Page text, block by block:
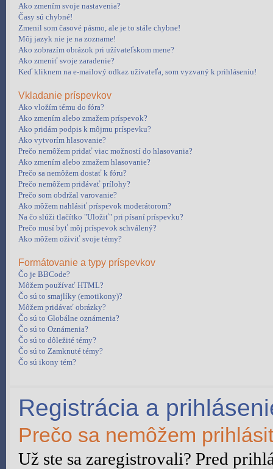
Ako zmením svoje nastavenia?
Časy sú chybné!
Zmenil som časové pásmo, ale je to stále chybne!
Môj jazyk nie je na zozname!
Ako zobrazím obrázok pri užívateľskom mene?
Ako zmeniť svoje zaradenie?
Keď kliknem na e-mailový odkaz užívateľa, som vyzvaný k prihláseniu!
Vkladanie príspevkov
Ako vložím tému do fóra?
Ako zmením alebo zmažem príspevok?
Ako pridám podpis k môjmu príspevku?
Ako vytvorím hlasovanie?
Prečo nemôžem pridať viac možností do hlasovania?
Ako zmením alebo zmažem hlasovanie?
Prečo sa nemôžem dostať k fóru?
Prečo nemôžem pridávať prílohy?
Prečo som obdržal varovanie?
Ako môžem nahlásiť príspevok moderátorom?
Na čo slúži tlačítko "Uložiť" pri písaní príspevku?
Prečo musí byť môj príspevok schválený?
Ako môžem oživiť svoje témy?
Formátovanie a typy príspevkov
Čo je BBCode?
Môžem používať HTML?
Čo sú to smajlíky (emotikony)?
Môžem pridávať obrázky?
Čo sú to Globálne oznámenia?
Čo sú to Oznámenia?
Čo sú to dôležité témy?
Čo sú to Zamknuté témy?
Čo sú ikony tém?
Registrácia a
Prečo sa nemôžem
Už ste sa zaregistrovali? Pred